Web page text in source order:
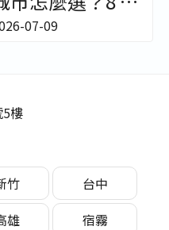
位餐廳超完整
非凡遊學
門城市、語言
遊學
07-09
竹
台中
雄 宿霧
樓